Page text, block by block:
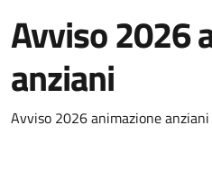
Avviso 2026
anziani
Dettagli del
Avviso 2026 animazione anziani